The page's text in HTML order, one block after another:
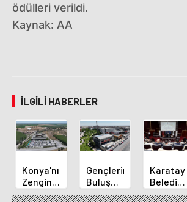
ödülleri verildi.
Kaynak: AA
İLGILI HABERLER
Konya'nın
Zengin
Mutfağı
Gençlerin
Buluşma
Noktası
Karatay
Belediye
Başkanı